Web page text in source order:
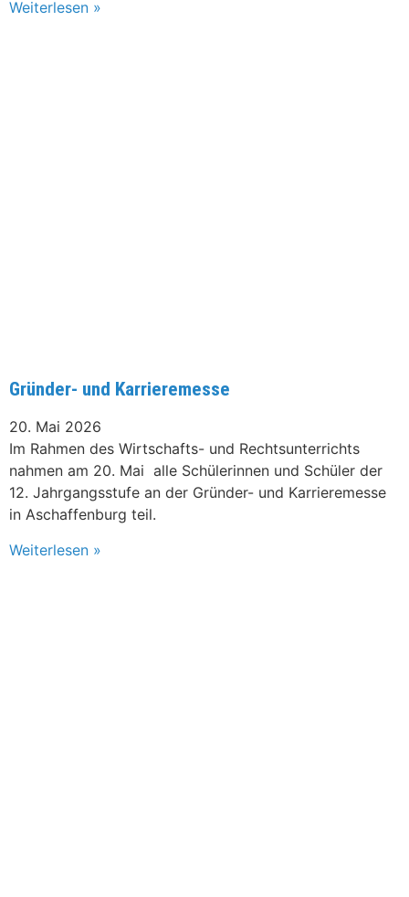
Weiterlesen »
Gründer- und Karrieremesse
20. Mai 2026
Im Rahmen des Wirtschafts- und Rechtsunterrichts
nahmen am 20. Mai alle Schülerinnen und Schüler der
12. Jahrgangsstufe an der Gründer- und Karrieremesse
in Aschaffenburg teil.
Weiterlesen »